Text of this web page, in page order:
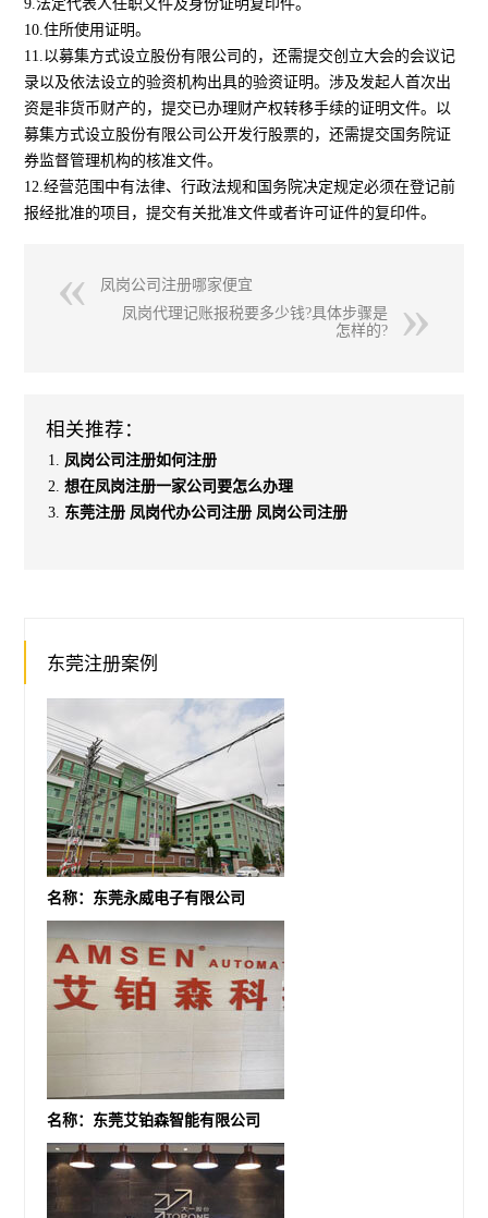
9.法定代表人任职文件及身份证明复印件。
10.住所使用证明。
11.以募集方式设立股份有限公司的，还需提交创立大会的会议记
录以及依法设立的验资机构出具的验资证明。涉及发起人首次出
资是非货币财产的，提交已办理财产权转移手续的证明文件。以
募集方式设立股份有限公司公开发行股票的，还需提交国务院证
券监督管理机构的核准文件。
12.经营范围中有法律、行政法规和国务院决定规定必须在登记前
报经批准的项目，提交有关批准文件或者许可证件的复印件。
凤岗公司注册哪家便宜
凤岗代理记账报税要多少钱?具体步骤是
怎样的?
相关推荐：
凤岗公司注册如何注册
想在凤岗注册一家公司要怎么办理
东莞注册 凤岗代办公司注册 凤岗公司注册
东莞注册案例
名称：东莞永威电子有限公司
名称：东莞艾铂森智能有限公司